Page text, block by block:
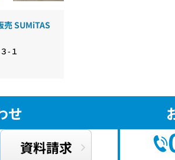
売 SUMiTAS
-１
せ
資料請求